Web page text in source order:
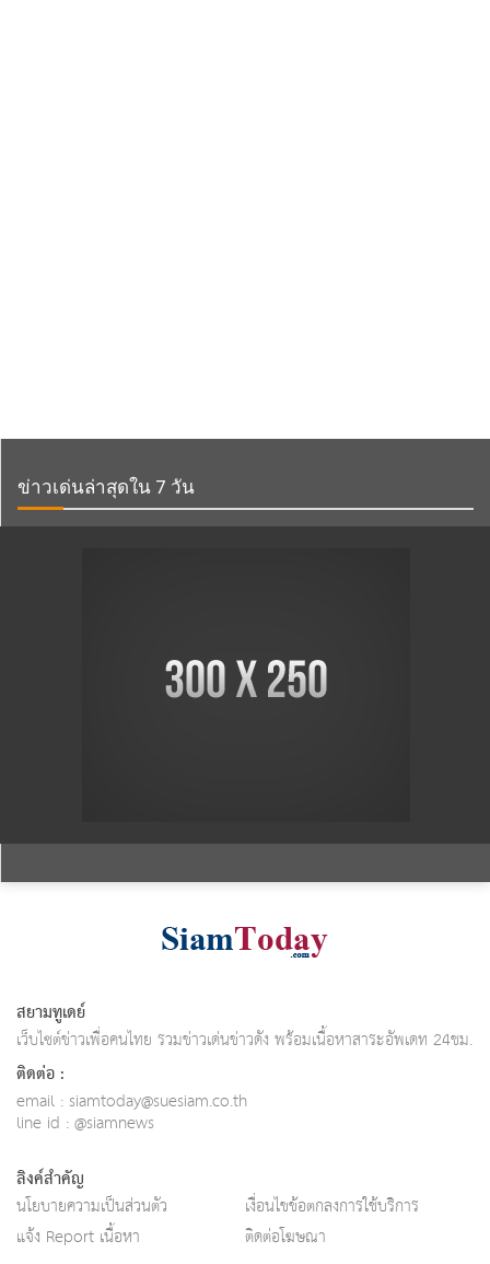
ข่าวเด่นล่าสุดใน 7 วัน
สยามทูเดย์
เว็บไซต์ข่าวเพื่อคนไทย รวมข่าวเด่นข่าวดัง พร้อมเนื้อหาสาระอัพเดท 24ชม.
ติดต่อ :
email : siamtoday@suesiam.co.th
line id : @siamnews
ลิงค์สำคัญ
นโยบายความเป็นส่วนตัว
เงื่อนไขข้อตกลงการใช้บริการ
แจ้ง Report เนื้อหา
ติดต่อโฆษณา